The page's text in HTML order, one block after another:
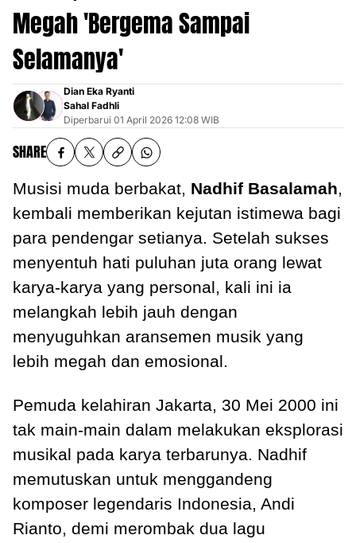
Megah 'Bergema Sampai
Selamanya'
Dian Eka Ryanti
Sahal Fadhli
Diperbarui 01 April 2026 12:08 WIB
SHARE
Musisi muda berbakat, Nadhif Basalamah,
kembali memberikan kejutan istimewa bagi
para pendengar setianya. Setelah sukses
menyentuh hati puluhan juta orang lewat
karya-karya yang personal, kali ini ia
melangkah lebih jauh dengan
menyuguhkan aransemen musik yang
lebih megah dan emosional.
Pemuda kelahiran Jakarta, 30 Mei 2000 ini
tak main-main dalam melakukan eksplorasi
musikal pada karya terbarunya. Nadhif
memutuskan untuk menggandeng
komposer legendaris Indonesia, Andi
Rianto, demi merombak dua lagu